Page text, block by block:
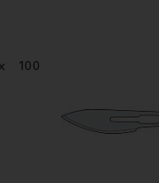
100